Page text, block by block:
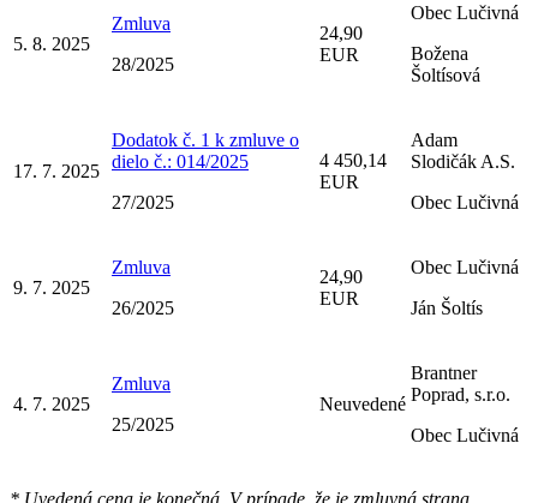
5. 8. 2025
Zmluva
28/2025
24,90
EUR
Obec Lučivná
Božena
Šoltísová
17. 7. 2025
Dodatok č. 1 k zmluve o
dielo č.: 014/2025
27/2025
4 450,14
EUR
Adam
Slodičák A.S.
Obec Lučivná
9. 7. 2025
Zmluva
26/2025
24,90
EUR
Obec Lučivná
Ján Šoltís
4. 7. 2025
Zmluva
25/2025
Neuvedené
Brantner
Poprad, s.r.o.
Obec Lučivná
* Uvedená cena je konečná. V prípade, že je zmluvná strana